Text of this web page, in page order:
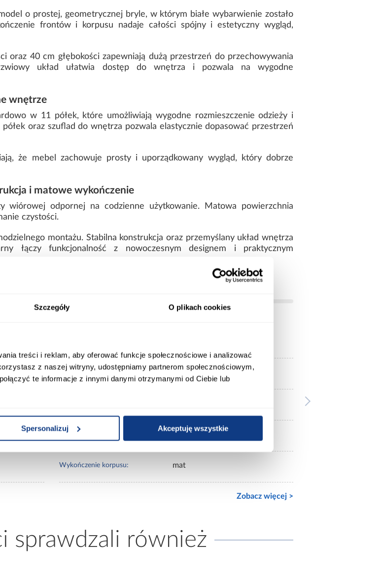
Szczegóły O plikach cookies
treści i reklam, aby oferować funkcje społecznościowe i analizować
z naszej witryny, udostępniamy partnerom społecznościowym,
te informacje z innymi danymi otrzymanymi od Ciebie lub
Spersonalizuj Akceptuję wszystkie
o prostej, geometrycznej bryle, w którym białe wybarwienie zostało
frontów i korpusu nadaje całości spójny i estetyczny wygląd,
oraz 40 cm głębokości zapewniają dużą przestrzeń do przechowywania
układ ułatwia dostęp do wnętrza i pozwala na wygodne
wnętrze
w 11 półek, które umożliwiają wygodne rozmieszczenie odzieży i
oraz szuflad do wnętrza pozwala elastycznie dopasować przestrzeń
że mebel zachowuje prosty i uporządkowany wygląd, który dobrze
i matowe wykończenie
wiórowej odpornej na codzienne użytkowanie. Matowa powierzchnia
czystości.
montażu. Stabilna konstrukcja oraz przemyślany układ wnętrza
łączy funkcjonalność z nowoczesnym designem i praktycznym
Lustro: bez lustra
Wykończenie frontów: mat
Wykończenie korpusu: mat
Zobacz więcej >
sprawdzali również